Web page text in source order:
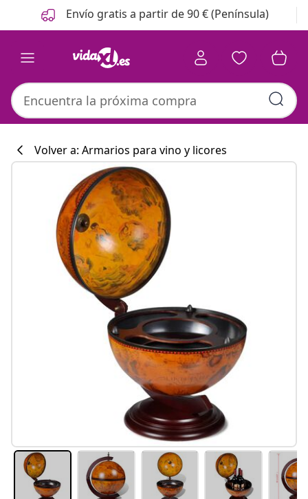
Anterior
Siguiente Envío gratis a partir de 90 € (Península)
#sharemevidaxl
Volver a: Armarios para vino y licores